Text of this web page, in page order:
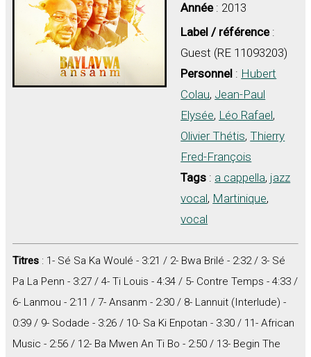
Année: 2013
Label / référence:
Guest (RE 11093203)
Personnel : Hubert
Colau, Jean-Paul
Elysée, Léo Rafael,
Olivier Thétis,Thierry
Fred-François
Tags : a cappella, jazz
vocal, Martinique,
vocal
Titres : 1- Sé Sa Ka Woulé - 3:21 / 2- Bwa Brilé - 2:32 / 3- Sé
Pa La Penn - 3:27 / 4- Ti Louis - 4:34 / 5- Contre Temps - 4:33 /
6- Lanmou - 2:11 / 7- Ansanm - 2:30 / 8- Lannuit (Interlude) -
0:39 / 9- Sodade - 3:26 / 10- Sa Ki Enpotan - 3:30 / 11- African
Music - 2:56 / 12- Ba Mwen An Ti Bo - 2:50 / 13- Begin The